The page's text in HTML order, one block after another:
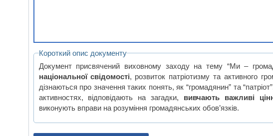
Короткий опис документу
Документ присвячений виховному заходу на тему “Ми –
національної свідомості, розвиток патріотизму та активного
дізнаються про значення таких понять, як “громадянин” та
активностях, відповідають на загадки, вивчають важливі
виконують вправи на розуміння громадянських обов’язків.